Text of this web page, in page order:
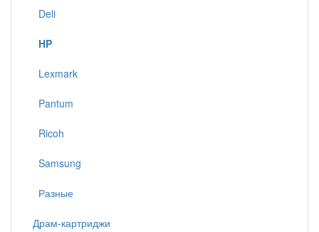
Deli
HP
Lexmark
Pantum
Ricoh
Samsung
Разные
Драм-картриджи